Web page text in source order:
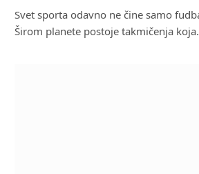
Svet sporta odavno ne čine samo
Širom planete postoje takmičenja